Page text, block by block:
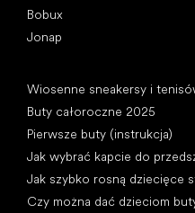
Bobux
Jonap
Wiosenne sneakersy i
Buty całoroczne 2025
Pierwsze buty (instrukcja)
Jak wybrać kapcie do
Jak szybko rosną dziecięce
Czy można dać dzieciom